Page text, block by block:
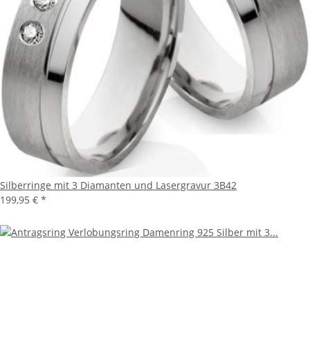
Silberringe mit 3 Diamanten und Lasergravur 3B42
199,95 € *